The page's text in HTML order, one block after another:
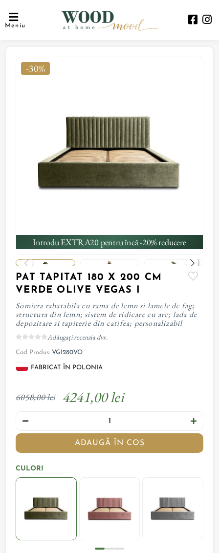
Meniu
-30%
Introdu EXTRA20 pentru încă -20% reducere
PAT TAPITAT 180 X 200 CM
VERDE OLIVE VEGAS I
Somiera rabatabila cu rama de lemn si lamele de fag;
structura din lemn; sistem de ridicare cu arc; lada de
depozitare si tapiterie din catifea; personalizabil
Adăugați recenzia dvs.
Cod Produs: VGI280VO
FABRICAT ÎN POLONIA
6058,00 lei 4241,00 lei
ADAUGĂ ÎN COȘ
CULORI